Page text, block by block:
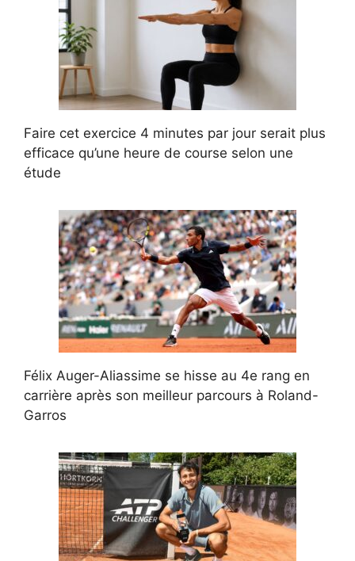
Faire cet exercice 4 minutes par jour serait plus
efficace qu’une heure de course selon une
étude
Félix Auger-Aliassime se hisse au 4e rang en
carrière après son meilleur parcours à Roland-
Garros